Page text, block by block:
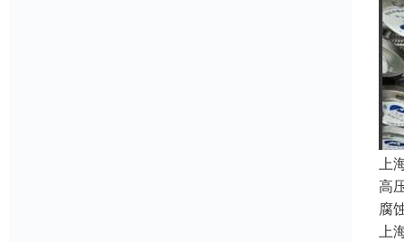
上
高
腐
上